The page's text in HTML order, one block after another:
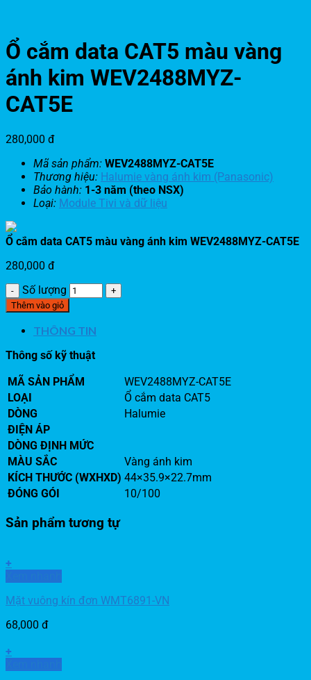
Ổ cắm data CAT5 màu vàng
ánh kim WEV2488MYZ-
CAT5E
280,000 đ
Mã sản phẩm: WEV2488MYZ-CAT5E
Thương hiệu: Halumie vàng ánh kim (Panasonic)
Bảo hành: 1-3 năm (theo NSX)
Loại: Module Tivi và dữ liệu
Ổ cắm data CAT5 màu vàng ánh kim WEV2488MYZ-CAT5E
280,000 đ
Số lượng
Thêm vào giỏ
THÔNG TIN
Thông số kỹ thuật
MÃ SẢN PHẨM
WEV2488MYZ-CAT5E
LOẠI
Ổ cắm data CAT5
DÒNG
Halumie
ĐIỆN ÁP
DÒNG ĐỊNH MỨC
MÀU SẮC
Vàng ánh kim
KÍCH THƯỚC (WXHXD) 44×35.9×22.7mm
ĐÓNG GÓI
10/100
Sản phẩm tương tự
+
Mặt vuông kín đơn WMT6891-VN
68,000 đ
+